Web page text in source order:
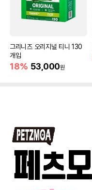
그리니즈 오리지널 티니 130
개입
18% 53,000원